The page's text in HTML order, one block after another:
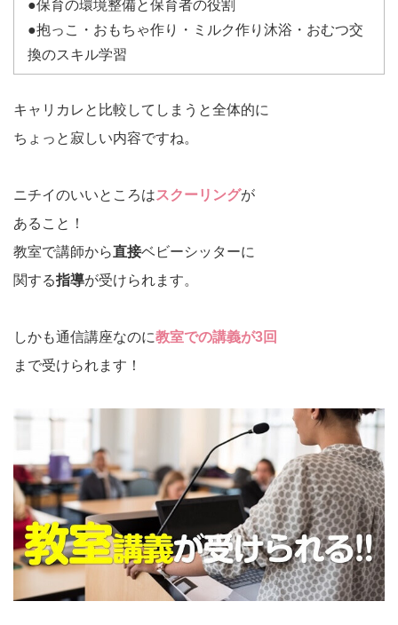
●保育の環境整備と保育者の役割
●抱っこ・おもちゃ作り・ミルク作り沐浴・おむつ交
換のスキル学習
キャリカレと比較してしまうと全体的に
ちょっと寂しい内容ですね。
ニチイのいいところはスクーリングが
あること！
教室で講師から直接ベビーシッターに
関する指導が受けられます。
しかも通信講座なのに教室での講義が3回
まで受けられます！